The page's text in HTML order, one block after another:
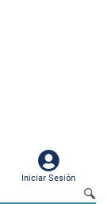
Iniciar Sesión